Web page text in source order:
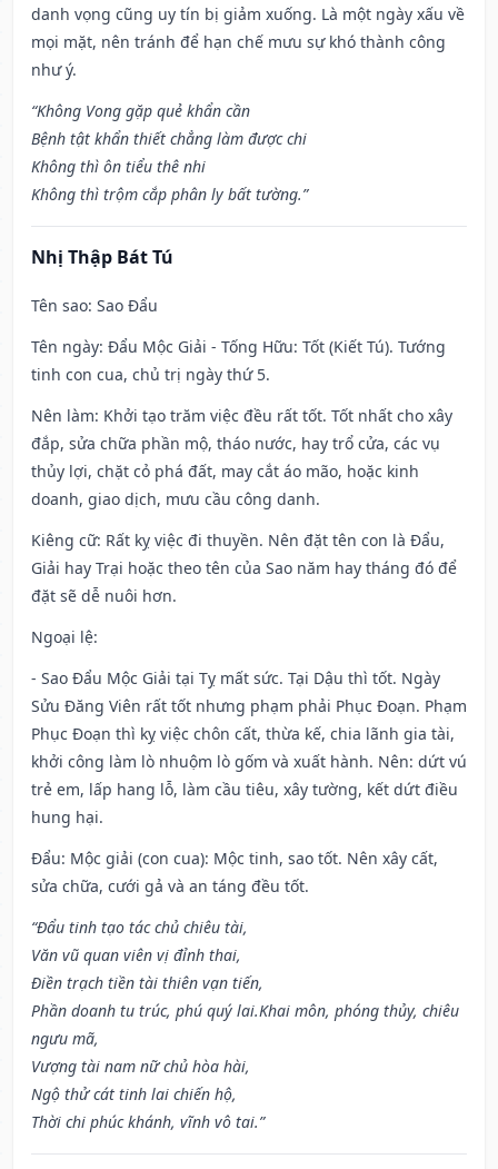
danh vọng cũng uy tín bị giảm xuống. Là một ngày xấu về
mọi mặt, nên tránh để hạn chế mưu sự khó thành công
như ý.
“Không Vong gặp quẻ khẩn cần
Bệnh tật khẩn thiết chẳng làm được chi
Không thì ôn tiểu thê nhi
Không thì trộm cắp phân ly bất tường.”
Nhị Thập Bát Tú
Tên sao: Sao Đẩu
Tên ngày: Đẩu Mộc Giải - Tống Hữu: Tốt (Kiết Tú). Tướng
tinh con cua, chủ trị ngày thứ 5.
Nên làm: Khởi tạo trăm việc đều rất tốt. Tốt nhất cho xây
đắp, sửa chữa phần mộ, tháo nước, hay trổ cửa, các vụ
thủy lợi, chặt cỏ phá đất, may cắt áo mão, hoặc kinh
doanh, giao dịch, mưu cầu công danh.
Kiêng cữ: Rất kỵ việc đi thuyền. Nên đặt tên con là Đẩu,
Giải hay Trại hoặc theo tên của Sao năm hay tháng đó để
đặt sẽ dễ nuôi hơn.
Ngoại lệ:
- Sao Đẩu Mộc Giải tại Tỵ mất sức. Tại Dậu thì tốt. Ngày
Sửu Đăng Viên rất tốt nhưng phạm phải Phục Đoạn. Phạm
Phục Đoạn thì kỵ việc chôn cất, thừa kế, chia lãnh gia tài,
khởi công làm lò nhuộm lò gốm và xuất hành. Nên: dứt vú
trẻ em, lấp hang lỗ, làm cầu tiêu, xây tường, kết dứt điều
hung hại.
Đẩu: Mộc giải (con cua): Mộc tinh, sao tốt. Nên xây cất,
sửa chữa, cưới gả và an táng đều tốt.
“Đẩu tinh tạo tác chủ chiêu tài,
Văn vũ quan viên vị đỉnh thai,
Điền trạch tiền tài thiên vạn tiến,
Phần doanh tu trúc, phú quý lai.Khai môn, phóng thủy, chiêu
ngưu mã,
Vượng tài nam nữ chủ hòa hài,
Ngộ thử cát tinh lai chiến hộ,
Thời chi phúc khánh, vĩnh vô tai.”